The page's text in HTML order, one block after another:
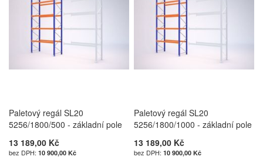
Paletový regál SL20
5256/1800/500 - základní pole
13 189,00 Kč
10 900,00 Kč
Paletový regál SL20
5256/1800/1000 - základní pole
13 189,00 Kč
10 900,00 Kč